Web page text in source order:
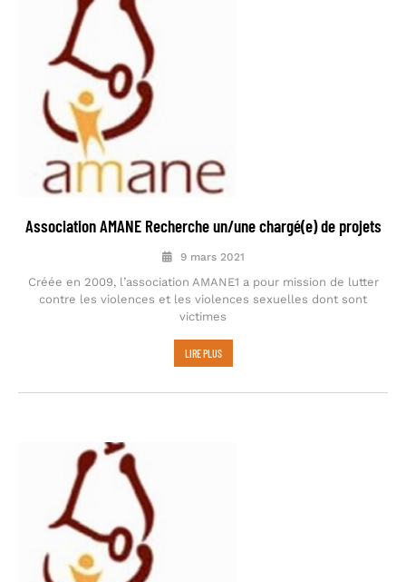
Association AMANE Recherche un/une chargé(e) de projets
9 mars 2021
Créée en 2009, l’association AMANE1 a pour mission de lutter
contre les violences et les violences sexuelles dont sont
victimes
LIRE PLUS